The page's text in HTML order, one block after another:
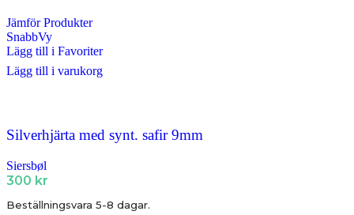
Jämför Produkter
SnabbVy
Lägg till i Favoriter
Lägg till i varukorg
Silverhjärta med synt. safir 9mm
Siersbøl
300 kr
Beställningsvara 5-8 dagar.